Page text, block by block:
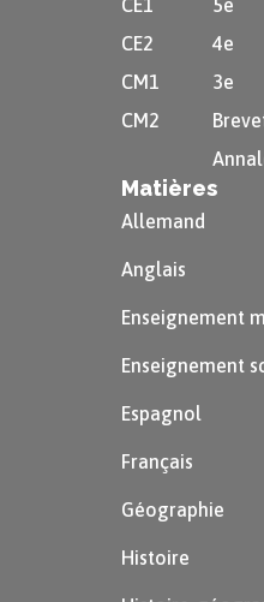
CE1
CE2
CM1
CM2
5e
4e
3e
Matières
Allemand
Anglais
Enseignement
Enseignement
Espagnol
Français
Géographie
Histoire